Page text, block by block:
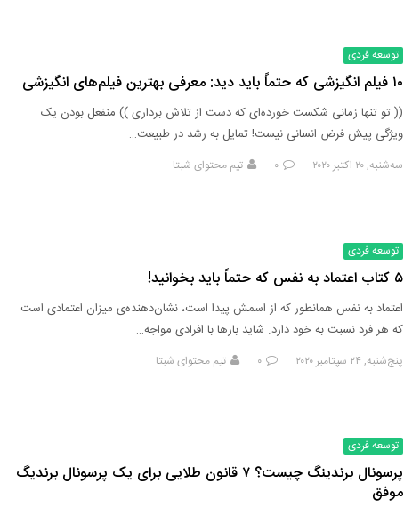
توسعه فردی
۱۰ فیلم انگیزشی که حتماً باید دید: معرفی بهترین فیلم‌های انگیزشی
(( تو تنها زمانی شکست خورده‌ای که دست از تلاش برداری )) منفعل بودن یک
ویژگی پیش فرض انسانی نیست! تمایل به رشد در طبیعت…
سه‌شنبه, ۲۰ اکتبر ۲۰۲۰ ۰ تیم محتوای شبتا
توسعه فردی
۵ کتاب اعتماد به نفس که حتماً باید بخوانید!
اعتماد به نفس همانطور که از اسمش پیدا است، نشان‌دهنده‌ی میزان اعتمادی است
که هر فرد نسبت به خود دارد. شاید بارها با افرادی مواجه…
پنج‌شنبه, ۲۴ سپتامبر ۲۰۲۰ ۰ تیم محتوای شبتا
توسعه فردی
پرسونال برندینگ چیست؟ ۷ قانون طلایی برای یک پرسونال برندیگ
موفق